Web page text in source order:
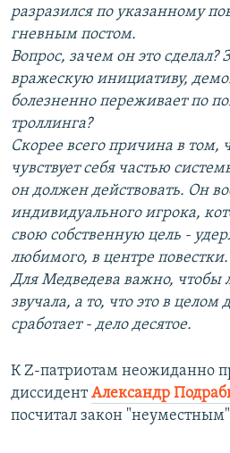
разразился по указанному
гневным постом.
Вопрос, зачем он это сделал?
вражескую инициативу,
болезненно переживает по
троллинга?
Скорее всего причина в том,
чувствует себя частью
он должен действовать. Он
индивидуального игрока,
свою собственную цель -
любимого, в центре повестки.
Для Медведева важно, чтобы
звучала, а то, что это в целом
сработает - дело десятое.
К Z-патриотам неожиданно
диссидентАлександр
посчитал закон